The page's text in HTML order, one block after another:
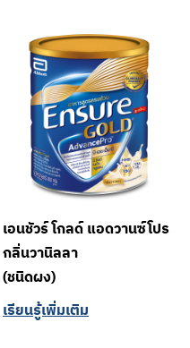
เอนชัวร์ โกลด์ แอดวานซ์โปร
กลิ่นวานิลลา
(ชนิดผง)
เรียนรู้เพิ่มเติม